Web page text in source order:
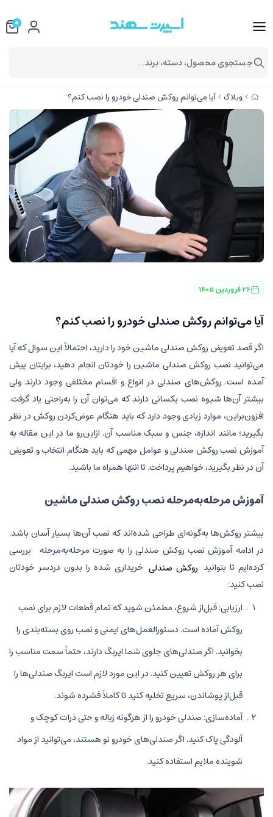
وبلاگ آیا می‌توانم روکش صندلی خودرو را نصب کنم؟
26 فروردین 1405
آیا می‌توانم روکش صندلی خودرو را نصب کنم؟
اگر قصد تعویض روکش صندلی ماشین خود را دارید، احتمالاً این سوال که آیا
می‌توانید نصب روکش صندلی ماشین را خودتان انجام دهید، برایتان پیش
آمده است. روکش‌های صندلی در انواع و اقسام مختلفی وجود دارند ولی
بیشتر آن‌ها شیوه نصب یکسانی دارند که می‌توان آن را به‌راحتی یاد گرفت.
افزون‌براین، موارد زیادی وجود دارد که باید هنگام عوض‌کردن روکش در نظر
بگیرید؛ مانند اندازه، جنس و سبک مناسب آن. ازاین‌رو ما در این مقاله به
آموزش نصب روکش صندلی و عوامل مهمی که باید هنگام انتخاب و تعویض
آن در نظر بگیرید، خواهیم پرداخت. تا انتها همراه ما باشید.
آموزش مرحله‌به‌مرحله نصب روکش صندلی ماشین
بیشتر روکش‌ها به‌گونه‌ای طراحی شده‌اند که نصب آن‌ها بسیار آسان باشد.
در ادامه آموزش نصب روکش صندلی را به صورت مرحله‌به‌مرحله بررسی
کرده‌ایم تا بتوانید روکش صندلی خریداری شده را بدون دردسر خودتان
نصب کنید:
ارزیابی: قبل‌از شروع، مطمئن شوید که تمام قطعات لازم برای نصب
روکش آماده است. دستورالعمل‌های ایمنی و نصب روی بسته‌بندی را
بخوانید. اگر صندلی‌های جلوی شما ایربگ دارند، حتماً سمت مناسب را
برای هر روکش تعیین کنید. در این مورد لازم است ایربگ صندلی‌ها را
قبل‌از پوشاندن، سریع تخلیه کنید تا کاملاً فشرده شوند.
آماده‌سازی: صندلی خودرو را از هرگونه زباله و حتی ذرات کوچک و
آلودگی پاک کنید. اگر صندلی‌های خودرو نو هستند، می‌توانید از مواد
شوینده ملایم استفاده کنید.
0
جستجوی محصول، دسته، برند...